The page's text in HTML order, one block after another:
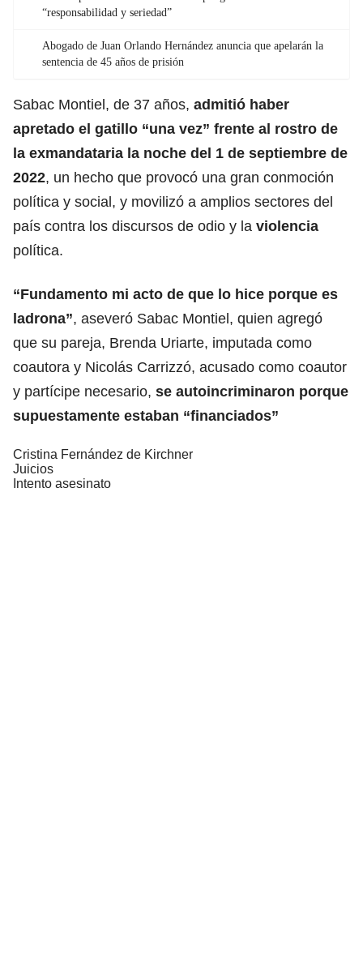
“responsabilidad y seriedad”
Abogado de Juan Orlando Hernández anuncia que apelarán la
sentencia de 45 años de prisión
Sabac Montiel, de 37 años, admitió haber
apretado el gatillo “una vez” frente al rostro de
la exmandataria la noche del 1 de septiembre de
2022, un hecho que provocó una gran conmoción
política y social, y movilizó a amplios sectores del
país contra los discursos de odio y la violencia
política.
“Fundamento mi acto de que lo hice porque es
ladrona”, aseveró Sabac Montiel, quien agregó
que su pareja, Brenda Uriarte, imputada como
coautora y Nicolás Carrizzó, acusado como coautor
y partícipe necesario, se autoincriminaron porque
supuestamente estaban “financiados”
Cristina Fernández de Kirchner
Juicios
Intento asesinato